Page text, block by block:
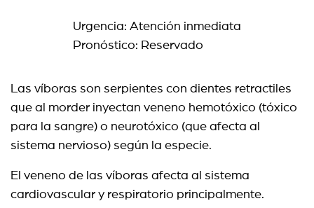
Urgencia: Atención inmediata
Pronóstico: Reservado
Las víboras son serpientes con dientes retractiles
que al morder inyectan veneno hemotóxico (tóxico
para la sangre) o neurotóxico (que afecta al
sistema nervioso) según la especie.
El veneno de las víboras afecta al sistema
cardiovascular y respiratorio principalmente.